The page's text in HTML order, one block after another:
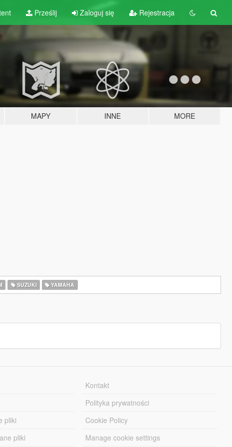
Prześlij Zaloguj się Rejestracja
MAPY INNE MORE
SUZUKI YAMAHA
pliki
pliki
Kontakt
Polityka prywatności
Cookie Policy
Manage cookie settings